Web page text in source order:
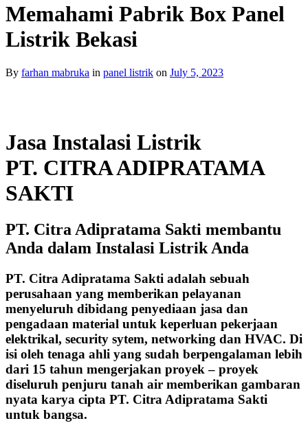
Memahami Pabrik Box Panel
Listrik Bekasi
By farhan mabruka in panel listrik on July 5, 2023
Jasa Instalasi Listrik
PT. CITRA ADIPRATAMA
SAKTI
PT. Citra Adipratama Sakti membantu
Anda dalam Instalasi Listrik Anda
PT. Citra Adipratama Sakti adalah sebuah
perusahaan yang memberikan pelayanan
menyeluruh dibidang penyediaan jasa dan
pengadaan material untuk keperluan pekerjaan
elektrikal, security sytem, networking dan HVAC. Di
isi oleh tenaga ahli yang sudah berpengalaman lebih
dari 15 tahun mengerjakan proyek – proyek
diseluruh penjuru tanah air memberikan gambaran
nyata karya cipta PT. Citra Adipratama Sakti
untuk bangsa.